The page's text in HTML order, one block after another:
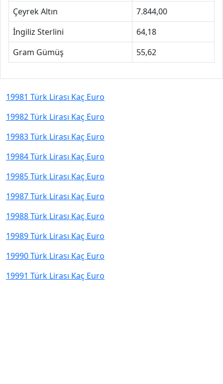
Çeyrek Altın
7.844,00
İngiliz Sterlini
64,18
Gram Gümüş
55,62
19981 Türk Lirası Kaç Euro
19982 Türk Lirası Kaç Euro
19983 Türk Lirası Kaç Euro
19984 Türk Lirası Kaç Euro
19985 Türk Lirası Kaç Euro
19987 Türk Lirası Kaç Euro
19988 Türk Lirası Kaç Euro
19989 Türk Lirası Kaç Euro
19990 Türk Lirası Kaç Euro
19991 Türk Lirası Kaç Euro